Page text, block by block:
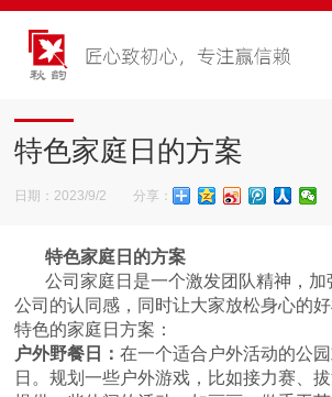
特色家庭日的方案
日期：2023/9/2 分享：
特色家庭日的方案
公司家庭日是一个激发团队精神，
公司的认同感，同时让大家放松身心的
特色的家庭日方案：
户外野餐日：在一个适合户外活动的公
日。规划一些户外游戏，比如接力赛、